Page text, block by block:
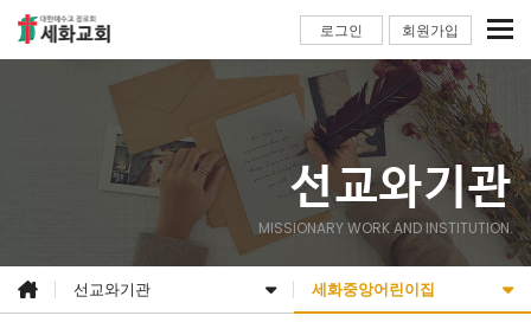
로그인 회원가입
선교와기관
MISSIONARY WORK AND INSTITUTION.
선교와기관 세화중앙어린이집